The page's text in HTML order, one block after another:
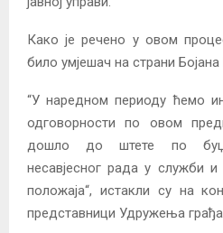
Како је речено у овом
било умјешач на страни
“У наредном периоду ћемо
одговорности по овом
дошло до штете по
несавјесног рада у служби
положаја“, истакли су на
представници Удружења